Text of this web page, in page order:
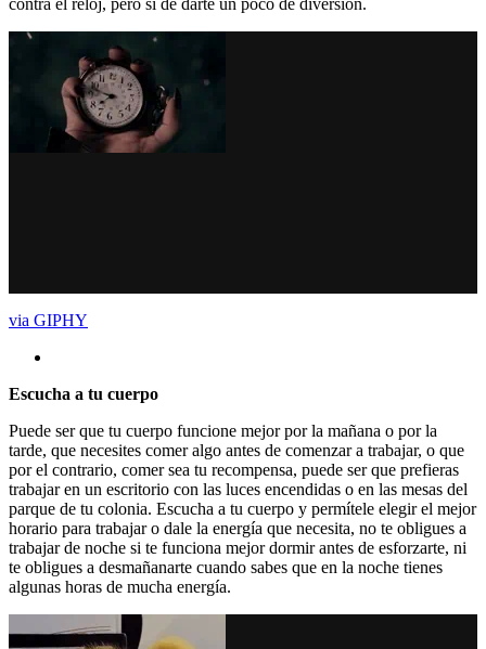
contra el reloj, pero si de darte un poco de diversión.
via GIPHY
Escucha a tu cuerpo
Puede ser que tu cuerpo funcione mejor por la mañana o por la
tarde, que necesites comer algo antes de comenzar a trabajar, o que
por el contrario, comer sea tu recompensa, puede ser que prefieras
trabajar en un escritorio con las luces encendidas o en las mesas del
parque de tu colonia. Escucha a tu cuerpo y permítele elegir el mejor
horario para trabajar o dale la energía que necesita, no te obligues a
trabajar de noche si te funciona mejor dormir antes de esforzarte, ni
te obligues a desmañanarte cuando sabes que en la noche tienes
algunas horas de mucha energía.